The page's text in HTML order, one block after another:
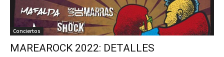
Conciertos
MAREAROCK 2022: DETALLES